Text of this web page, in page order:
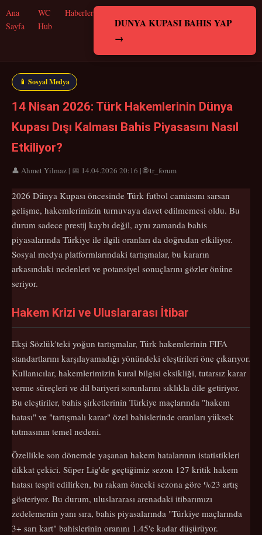
Ana
Sayfa
WC
Hub
Haberler
DUNYA KUPASI BAHIS YAP
→
📱 Sosyal Medya
14 Nisan 2026: Türk Hakemlerinin Dünya
Kupası Dışı Kalması Bahis Piyasasını Nasıl
Etkiliyor?
👤 Ahmet Yilmaz | 📅 14.04.2026 20:16 | 🌐 tr_forum
2026 Dünya Kupası öncesinde Türk futbol camiasını sarsan
gelişme, hakemlerimizin turnuvaya davet edilmemesi oldu. Bu
durum sadece prestij kaybı değil, aynı zamanda bahis
piyasalarında Türkiye ile ilgili oranları da doğrudan etkiliyor.
Sosyal medya platformlarındaki tartışmalar, bu kararın
arkasındaki nedenleri ve potansiyel sonuçlarını gözler önüne
seriyor.
Hakem Krizi ve Uluslararası İtibar
Ekşi Sözlük'teki yoğun tartışmalar, Türk hakemlerinin FIFA
standartlarını karşılayamadığı yönündeki eleştirileri öne çıkarıyor.
Kullanıcılar, hakemlerimizin kural bilgisi eksikliği, tutarsız karar
verme süreçleri ve dil bariyeri sorunlarını sıklıkla dile getiriyor.
Bu eleştiriler, bahis şirketlerinin Türkiye maçlarında "hakem
hatası" ve "tartışmalı karar" özel bahislerinde oranları yüksek
tutmasının temel nedeni.
Özellikle son dönemde yaşanan hakem hatalarının istatistikleri
dikkat çekici. Süper Lig'de geçtiğimiz sezon 127 kritik hakem
hatası tespit edilirken, bu rakam önceki sezona göre %23 artış
gösteriyor. Bu durum, uluslararası arenadaki itibarımızı
zedelemenin yanı sıra, bahis piyasalarında "Türkiye maçlarında
3+ sarı kart" bahislerinin oranını 1.45'e kadar düşürüyor.